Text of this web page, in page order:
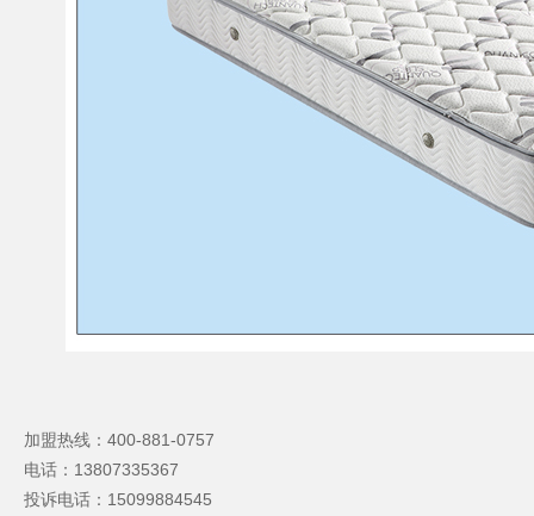
加盟热线：400-881-0757
电话： 13807335367
投诉电话： 15099884545